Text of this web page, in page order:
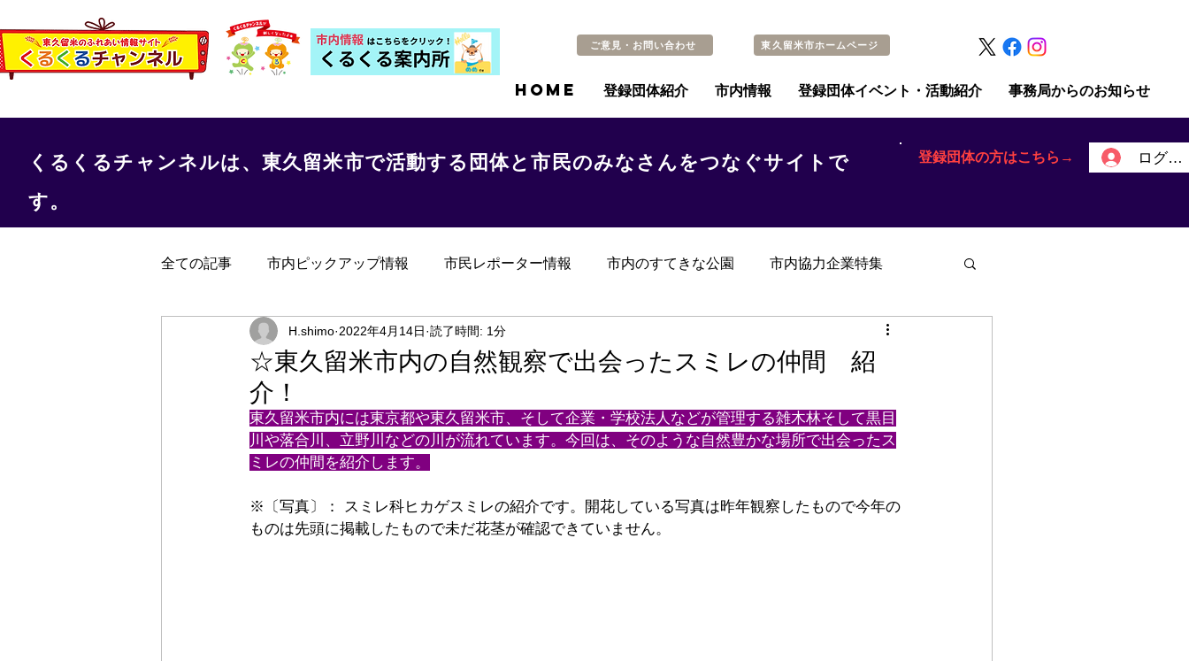
ご意見・お問い合わせ 東久留米市ホームページ
HOME 登録団体紹介 市内情報 登録団体イベント・活動紹介 事務局からのお知らせ
くるくるチャンネルは、東久留米市で活動する団体と市民のみなさんをつなぐサイトで
す。
登録団体の方はこちら→ ログイ
全ての記事 市内ピックアップ情報 市民レポーター情報 市内のすてきな公園 市内協力企業特集
くるくる保健室 事務局からのお知らせ
☆東久留米市内の自然観察で出会ったスミレの仲間 紹
介！
H.shimo 2022年4月14日 読了時間: 1分
東久留米市内には東京都や東久留米市、そして企業・学校法人などが管理する雑木林そして黒目
川や落合川、立野川などの川が流れています。今回は、そのような自然豊かな場所で出会ったス
ミレの仲間を紹介します。
※〔写真〕： スミレ科ヒカゲスミレの紹介です。開花している写真は昨年観察したもので今年の
ものは先頭に掲載したもので未だ花茎が確認できていません。